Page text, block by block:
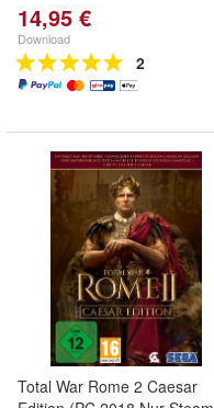
14,95 €
Download
2
Total War Rome 2 Caesar